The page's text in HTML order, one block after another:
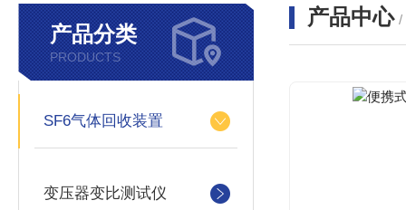
产品分类
PRODUCTS
SF6气体回收装置
变压器变比测试仪
产品中心 /